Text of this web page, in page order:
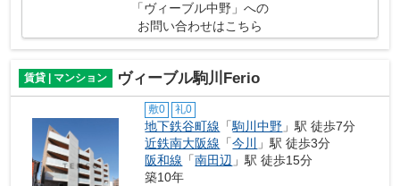
「ヴィーブル中野」への
お問い合わせはこちら
賃貸 | マンション ヴィーブル駒川Ferio
敷0 礼0
地下鉄谷町線 「駒川中野 」駅 徒歩7分
近鉄南大阪線 「今川
」駅 徒歩3分
阪和線 「南田辺 」駅 徒歩15分
築10年